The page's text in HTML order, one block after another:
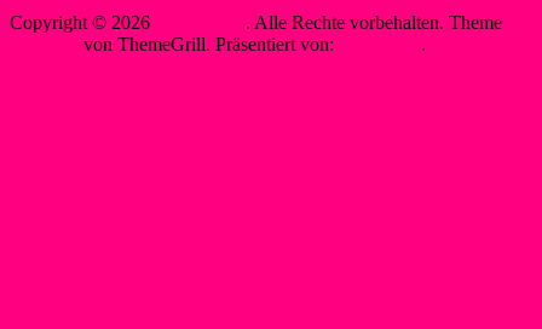
Copyright © 2026
. Alle Rechte vorbehalten. Theme
von ThemeGrill. Präsentiert von: .